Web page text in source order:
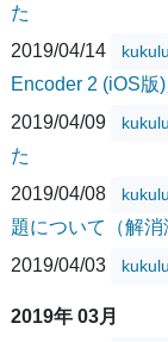
た
2019/04/14
Encoder 2 (iOS版
2019/04/09
た
2019/04/08
題について（解消
2019/04/03
2019年 03月